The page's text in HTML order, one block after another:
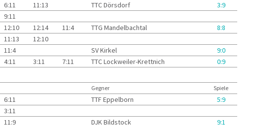
6:11 11:13 TTC Dörsdorf
3:9
9:11
12:10 12:14 11:4 TTG Mandelbachtal
8:8
11:13
12:10
11:4 SV Kirkel
9:0
4:11 3:11 7:11 TTC Lockweiler-Krettnich
0:9
Gegner Spiele
6:11 TTF Eppelborn
5:9
3:11
11:9 DJK Bildstock
9:1